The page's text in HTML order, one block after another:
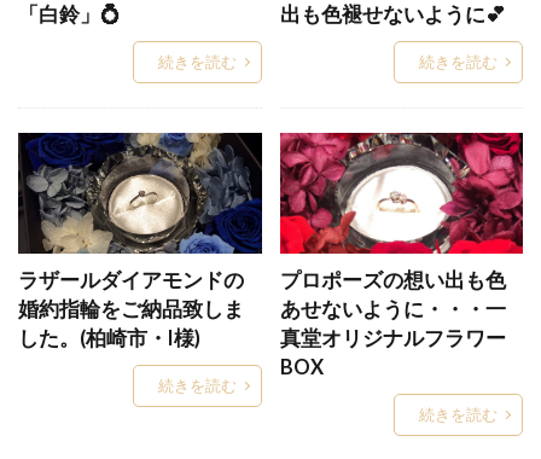
チタン 結婚指輪
チタンリング
ちゅうぞうせいほう
つち目
テ・ルージュ
ディスティニー
ディズニー
ディズニーシンデレラ
ディズニーシンデレラ結婚指輪
ディズニーネックレス
ディズニーの婚約指輪
ディズニーの結婚指輪
ディズニーピンクゴールド
ディズニーピンクゴールド結婚指輪
ディズニーファンタジア
ディズニーファンタジア婚約指輪結婚指輪
「白鈴」💍
続きを読む
出も色褪せないように💕
続きを読む
ラザールダイアモンドの
婚約指輪をご納品致しま
した。(柏崎市・I様)
続きを読む
プロポーズの想い出も色
あせないように・・・一
真堂オリジナルフラワー
BOX
続きを読む